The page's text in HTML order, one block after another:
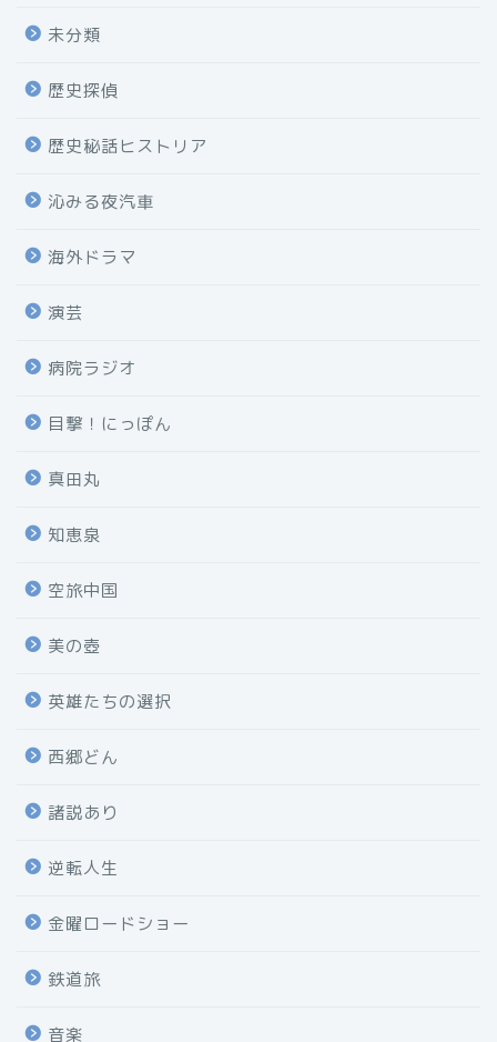
未分類
歴史探偵
歴史秘話ヒストリア
沁みる夜汽車
海外ドラマ
演芸
病院ラジオ
目撃！にっぽん
真田丸
知恵泉
空旅中国
美の壺
英雄たちの選択
西郷どん
諸説あり
逆転人生
金曜ロードショー
鉄道旅
音楽